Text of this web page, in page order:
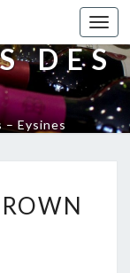
DES
– Eysines